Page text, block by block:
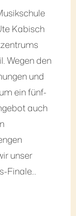
Kabisch
Wegen den
und
ein fünf-
auch
unser
Finale…